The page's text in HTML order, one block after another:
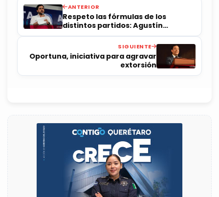
ANTERIOR
Respeto las fórmulas de los
distintos partidos: Agustín
Dorantes
SIGUIENTE
Oportuna, iniciativa para agravar
extorsión